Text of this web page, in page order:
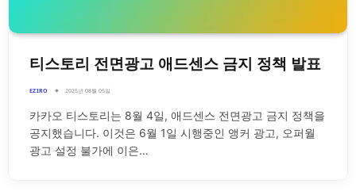
티스토리 전면광고 애드센스 금지 정책 발표
EZIRO 2025년 08월 05일
카카오 티스토리는 8월 4일, 애드센스 전면광고 금지 정책을
공지했습니다. 이것은 6월 1일 시행중인 앵커 광고, 오퍼월
광고 설정 불가에 이은…